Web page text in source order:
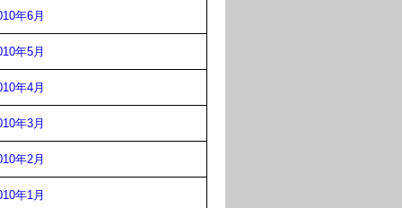
年6月
年5月
年4月
年3月
年2月
年1月